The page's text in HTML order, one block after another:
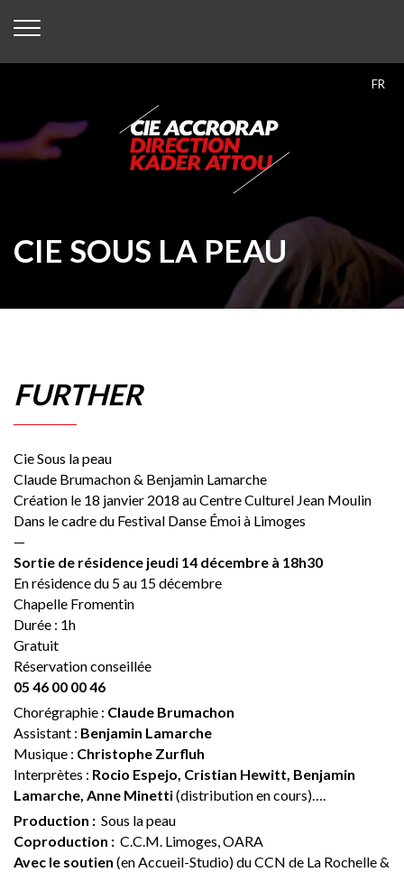
FR
CIE SOUS LA PEAU
FURTHER
Cie Sous la peau
Claude Brumachon & Benjamin Lamarche
Création le 18 janvier 2018 au Centre Culturel Jean Moulin
Dans le cadre du Festival Danse Émoi à Limoges
—
Sortie de résidence jeudi 14 décembre à 18h30
En résidence du 5 au 15 décembre
Chapelle Fromentin
Durée : 1h
Gratuit
Réservation conseillée
05 46 00 00 46
Chorégraphie : Claude Brumachon
Assistant : Benjamin Lamarche
Musique : Christophe Zurfluh
Interprètes : Rocio Espejo, Cristian Hewitt, Benjamin
Lamarche, Anne Minetti(distribution en cours)….
Production : Sous la peau
Coproduction : C.C.M. Limoges, OARA
Avec le soutien (en Accueil-Studio) du CCN de La Rochelle &